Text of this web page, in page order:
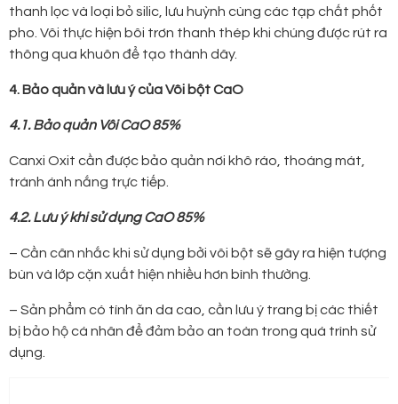
thanh lọc và loại bỏ silic, lưu huỳnh cùng các tạp chất phốt
pho. Vôi thực hiện bôi trơn thanh thép khi chúng được rút ra
thông qua khuôn để tạo thành dây.
4. Bảo quản và lưu ý của Vôi bột CaO
4.1. Bảo quản Vôi CaO 85%
Canxi Oxit cần được bảo quản nơi khô ráo, thoáng mát,
tránh ánh nắng trực tiếp.
4.2. Lưu ý khi sử dụng CaO 85%
– Cần cân nhắc khi sử dụng bởi vôi bột sẽ gây ra hiện tượng
bùn và lớp cặn xuất hiện nhiều hơn bình thường.
– Sản phẩm có tính ăn da cao, cần lưu ý trang bị các thiết
bị bảo hộ cá nhân để đảm bảo an toàn trong quá trình sử
dụng.